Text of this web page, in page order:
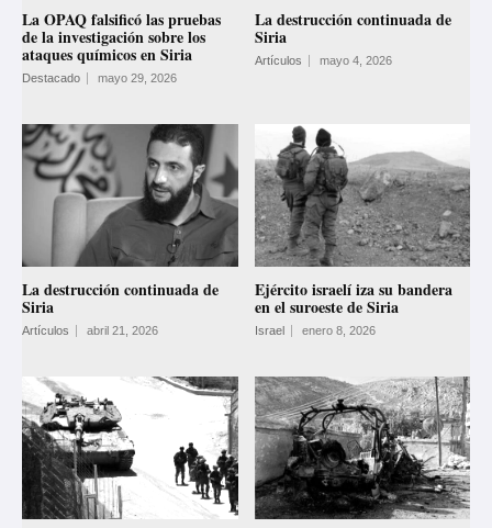
La OPAQ falsificó las pruebas
de la investigación sobre los
ataques químicos en Siria
Destacado mayo 29, 2026
La destrucción continuada de
Siria
Artículos mayo 4, 2026
La destrucción continuada de
Siria
Artículos abril 21, 2026
Ejército israelí iza su bandera
en el suroeste de Siria
Israel enero 8, 2026